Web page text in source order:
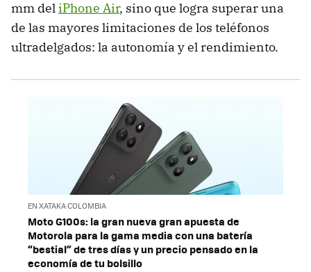
mm deliPhone Air, sino que logra superar una
de las mayores limitaciones de los teléfonos
ultradelgados: la autonomía y el rendimiento.
EN XATAKA COLOMBIA
Moto G100s: la gran nueva gran apuesta de
Motorola para la gama media con una batería
“bestial” de tres días y un precio pensado en la
economía de tu bolsillo